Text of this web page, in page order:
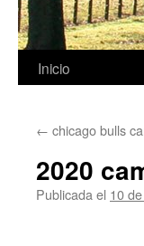
Saltar
contenido
Inicio
← chicago bulls
2020
Publicada el 10